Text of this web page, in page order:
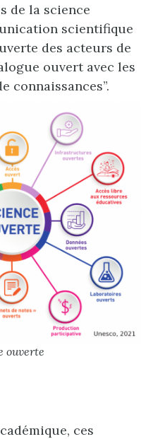
de la science
scientifique
des acteurs de
ouvert avec les
connaissances”.
ouverte
ces